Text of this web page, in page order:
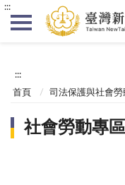
:::
:::
首頁 司法保護與社會勞
社會勞動專區